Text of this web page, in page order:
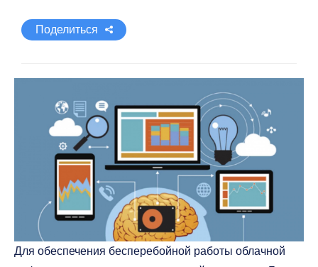
Поделиться
Для обеспечения бесперебойной работы облачной